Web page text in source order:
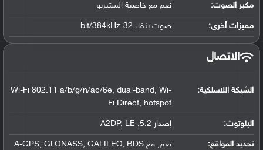
مكبر الصوت: نعم مع خاصية الستيريو
مميزات أخرى: صوت بنقاء 32-bit/384kHz
الاتصال
الشبكة اللاسلكية:
Wi-Fi 802.11 a/b/g/n/ac/6e, dual-band, Wi-
Fi Direct, hotspot
البلوتوث: إصدار 5.2, A2DP, LE
تحديد المواقع: نعم, مع A-GPS, GLONASS, GALILEO, BDS